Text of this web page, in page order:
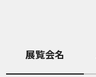
展覧会名